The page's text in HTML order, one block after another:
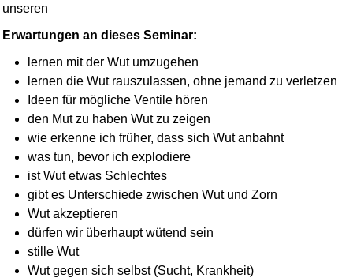
unseren
Erwartungen an dieses Seminar:
lernen mit der Wut umzugehen
lernen die Wut rauszulassen, ohne jemand zu verletzen
Ideen für mögliche Ventile hören
den Mut zu haben Wut zu zeigen
wie erkenne ich früher, dass sich Wut anbahnt
was tun, bevor ich explodiere
ist Wut etwas Schlechtes
gibt es Unterschiede zwischen Wut und Zorn
Wut akzeptieren
dürfen wir überhaupt wütend sein
stille Wut
Wut gegen sich selbst (Sucht, Krankheit)